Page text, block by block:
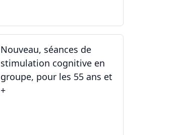
Nouveau, séances de
stimulation cognitive en
groupe, pour les 55 ans et
+